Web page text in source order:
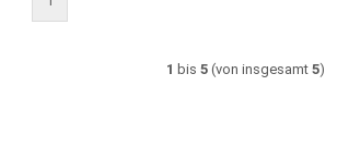
1 bis 5(von insgesamt 5)